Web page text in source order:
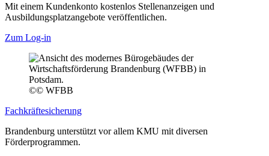
Mit einem Kundenkonto kostenlos Stellenanzeigen und
Ausbildungsplatzangebote veröffentlichen.
Zum Log-in
©© WFBB
Fachkräftesicherung
Brandenburg unterstützt vor allem KMU mit diversen
Förderprogrammen.